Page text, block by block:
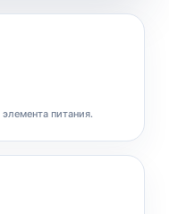
питания.